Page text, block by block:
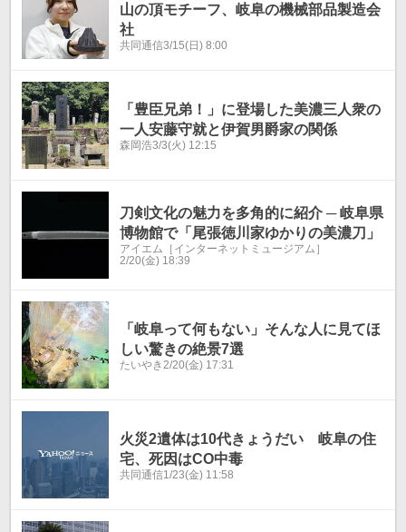
山の頂モチーフ、岐阜の機械部品製造会
社
共同通信3/15(日) 8:00
「豊臣兄弟！」に登場した美濃三人衆の
一人安藤守就と伊賀男爵家の関係
森岡浩3/3(火) 12:15
刀剣文化の魅力を多角的に紹介 ─ 岐阜県
博物館で「尾張徳川家ゆかりの美濃刀」
アイエム［インターネットミュージアム］
2/20(金) 18:39
「岐阜って何もない」そんな人に見てほ
しい驚きの絶景7選
たいやき 2/20(金) 17:31
火災2遺体は10代きょうだい 岐阜の住
宅、死因はCO中毒
共同通信1/23(金) 11:58